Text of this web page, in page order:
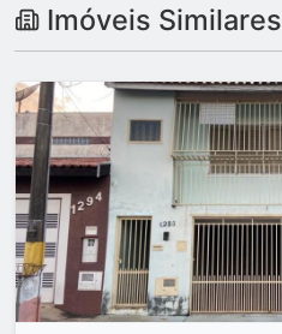
Imóveis Similares